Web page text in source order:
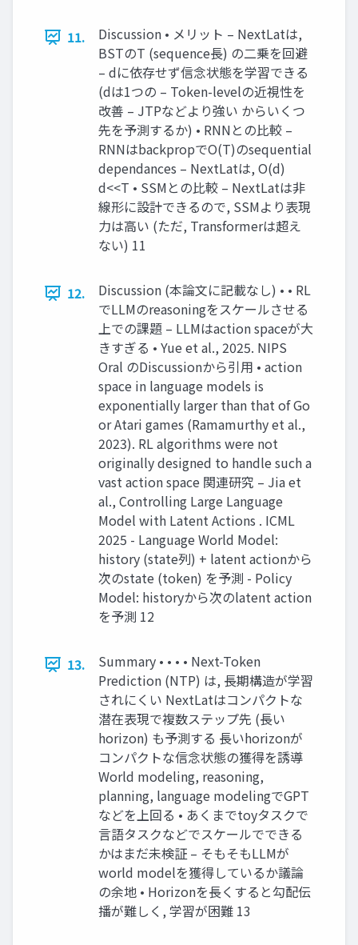
11.
Discussion • メリット – NextLatは,
BSTのT (sequence長) の二乗を回避
– dに依存せず信念状態を学習できる
(dは1つの – Token-levelの近視性を
改善 – JTPなどより強い からいくつ
先を予測するか) • RNNとの比較 –
RNNはbackpropでO(T)のsequential
dependances – NextLatは, O(d)
d<<T • SSMとの比較 – NextLatは非
線形に設計できるので, SSMより表現
力は高い (ただ, Transformerは超え
ない) 11
12.
Discussion (本論文に記載なし) • • RL
でLLMのreasoningをスケールさせる
上での課題 – LLMはaction spaceが大
きすぎる • Yue et al., 2025. NIPS
Oral のDiscussionから引用 • action
space in language models is
exponentially larger than that of Go
or Atari games (Ramamurthy et al.,
2023). RL algorithms were not
originally designed to handle such a
vast action space 関連研究 – Jia et
al., Controlling Large Language
Model with Latent Actions . ICML
2025 - Language World Model:
history (state列) + latent actionから
次のstate (token) を予測 - Policy
Model: historyから次のlatent action
を予測 12
13.
Summary • • • • Next-Token
Prediction (NTP) は, 長期構造が学習
されにくい NextLatはコンパクトな
潜在表現で複数ステップ先 (長い
horizon) も予測する 長いhorizonが
コンパクトな信念状態の獲得を誘導
World modeling, reasoning,
planning, language modelingでGPT
などを上回る • あくまでtoyタスクで
言語タスクなどでスケールでできる
かはまだ未検証 – そもそもLLMが
world modelを獲得しているか議論
の余地 • Horizonを長くすると勾配伝
播が難しく, 学習が困難 13